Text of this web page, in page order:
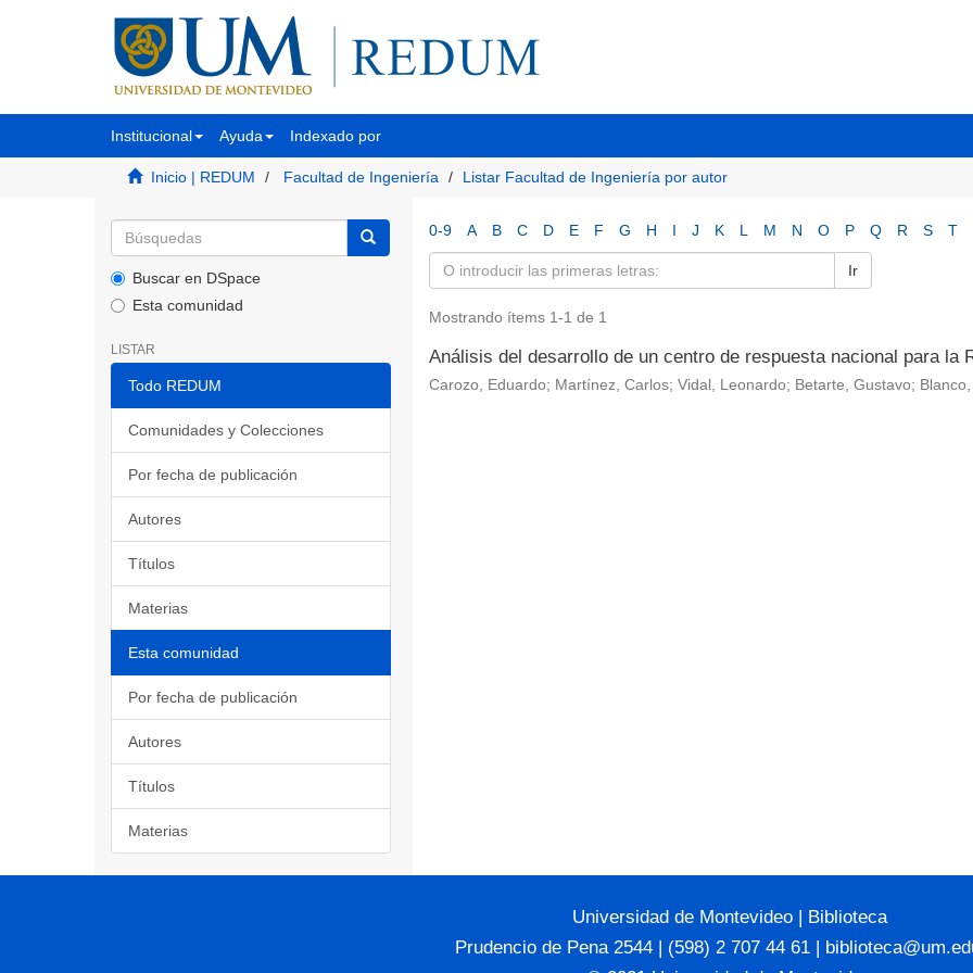
Institucional Ayuda Indexado por
Inicio | REDUM Facultad de Ingeniería Listar Facultad de Ingeniería por autor
Buscar en DSpace
Esta comunidad
LISTAR
Todo REDUM
Comunidades y Colecciones
Por fecha de publicación
Autores
Títulos
Materias
Esta comunidad
Por fecha de publicación
Autores
Títulos
Materias
0-9 A B C D E F G H I J K L M N O P Q R S T
Ir
Mostrando ítems 1-1 de 1
Análisis del desarrollo de un centro de respuesta nacional para la
Carozo, Eduardo; Martínez, Carlos; Vidal, Leonardo; Betarte, Gustavo;
Universidad de Montevideo | Biblioteca
Prudencio de Pena 2544 | (598) 2 707 44 61 |